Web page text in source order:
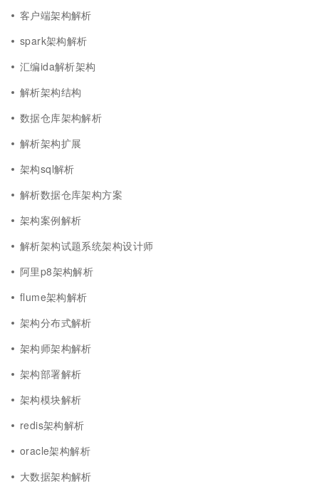
客户端架构解析
spark架构解析
汇编ida解析架构
解析架构结构
数据仓库架构解析
解析架构扩展
架构sql解析
解析数据仓库架构方案
架构案例解析
解析架构试题系统架构设计师
阿里p8架构解析
flume架构解析
架构分布式解析
架构师架构解析
架构部署解析
架构模块解析
redis架构解析
oracle架构解析
大数据架构解析